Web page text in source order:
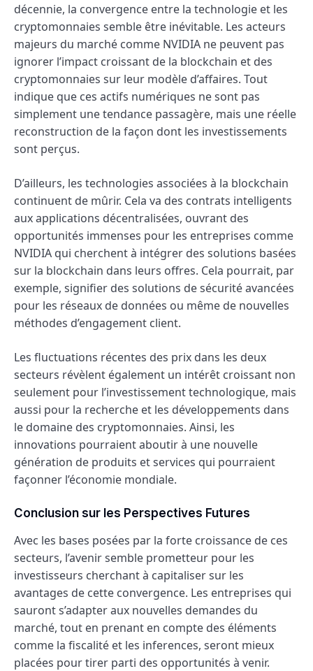
décennie, la convergence entre la technologie et les
cryptomonnaies semble être inévitable. Les acteurs
majeurs du marché comme NVIDIA ne peuvent pas
ignorer l’impact croissant de la blockchain et des
cryptomonnaies sur leur modèle d’affaires. Tout
indique que ces actifs numériques ne sont pas
simplement une tendance passagère, mais une réelle
reconstruction de la façon dont les investissements
sont perçus.
D’ailleurs, les technologies associées à la blockchain
continuent de mûrir. Cela va des contrats intelligents
aux applications décentralisées, ouvrant des
opportunités immenses pour les entreprises comme
NVIDIA qui cherchent à intégrer des solutions basées
sur la blockchain dans leurs offres. Cela pourrait, par
exemple, signifier des solutions de sécurité avancées
pour les réseaux de données ou même de nouvelles
méthodes d’engagement client.
Les fluctuations récentes des prix dans les deux
secteurs révèlent également un intérêt croissant non
seulement pour l’investissement technologique, mais
aussi pour la recherche et les développements dans
le domaine des cryptomonnaies. Ainsi, les
innovations pourraient aboutir à une nouvelle
génération de produits et services qui pourraient
façonner l’économie mondiale.
Conclusion sur les Perspectives Futures
Avec les bases posées par la forte croissance de ces
secteurs, l’avenir semble prometteur pour les
investisseurs cherchant à capitaliser sur les
avantages de cette convergence. Les entreprises qui
sauront s’adapter aux nouvelles demandes du
marché, tout en prenant en compte des éléments
comme la fiscalité et les inferences, seront mieux
placées pour tirer parti des opportunités à venir.